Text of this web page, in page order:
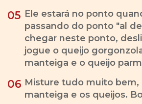
05 Ele estará no ponto
passando do ponto "al
chegar neste ponto,
jogue o queijo
manteiga e o queijo
06 Misture tudo muito bem,
manteiga e os queijos.